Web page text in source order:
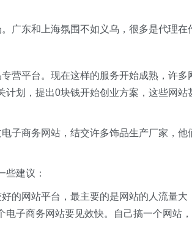
东和上海氛围不如义乌，很多是代理在
平台。现在这样的服务开始成熟，许多
计划，提出0块钱开始创业方案，这些网
商务网站，结交许多饰品生产厂家，他
建议：
网站平台，最主要的是网站的人流量大
电子商务网站要见效快。自己搞一个网站